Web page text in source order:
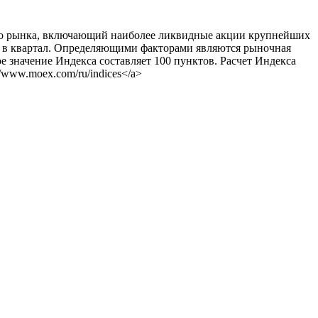
рынка, включающий наиболее ликвидные акции крупнейших
квартал. Определяющими факторами являются рыночная
Индекса составляет 100 пунктов. Расчет Индекса
ru/indices</a>